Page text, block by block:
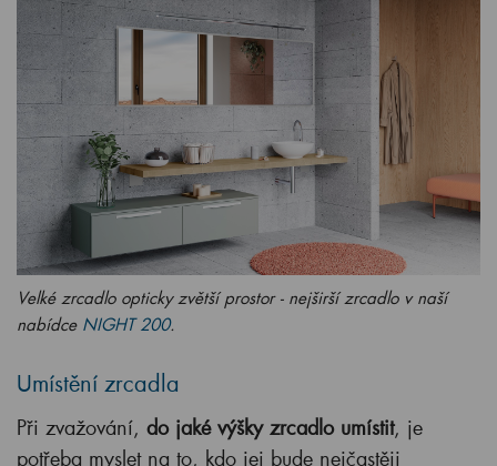
Velké zrcadlo opticky zvětší prostor - nejširší zrcadlo v naší
nabídce NIGHT 200.
Umístění zrcadla
Při zvažování, do jaké výšky zrcadlo umístit, je
potřeba myslet na to, kdo jej bude nejčastěji